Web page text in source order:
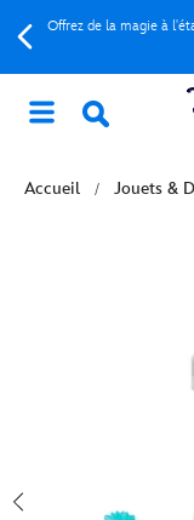
Offrez de la magie à
Accueil Jouets &